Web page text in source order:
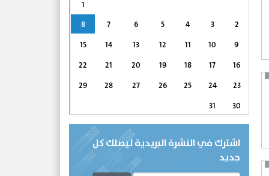
1
2
3
4
5
6
7
8
9
10
11
12
13
14
15
16
17
18
19
20
21
22
23
24
25
26
27
28
29
30
31
اشترك في النشرة البريدية ليصلك كل
جديد